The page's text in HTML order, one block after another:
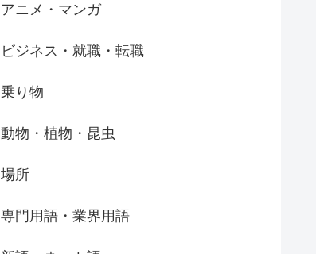
アニメ・マンガ
ビジネス・就職・転職
乗り物
動物・植物・昆虫
場所
専門用語・業界用語